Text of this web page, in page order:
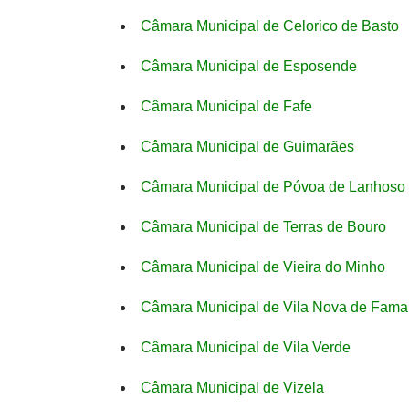
Câmara Municipal de Celorico de Basto
Câmara Municipal de Esposende
Câmara Municipal de Fafe
Câmara Municipal de Guimarães
Câmara Municipal de Póvoa de Lanhoso
Câmara Municipal de Terras de Bouro
Câmara Municipal de Vieira do Minho
Câmara Municipal de Vila Nova de
Câmara Municipal de Vila Verde
Câmara Municipal de Vizela